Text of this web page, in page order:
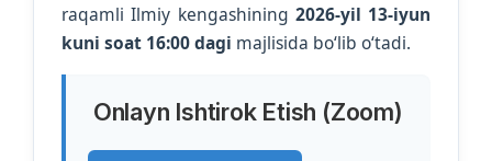
raqamli Ilmiy kengashining 2026-yil 13-iyun
kuni soat 16:00 dagi majlisida bo‘lib o‘tadi.
Onlayn Ishtirok Etish (Zoom)